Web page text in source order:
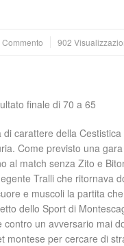
902
finale di 70 a 65
di carattere della
Come previsto una
al match senza Zito e
Tralli che ritornava
e muscoli la partita
dello Sport di
contro un avversario mai
montese per cercare di